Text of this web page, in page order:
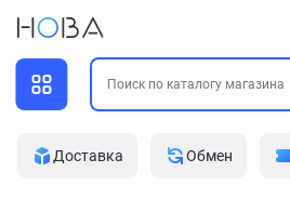
Доставка Обмен